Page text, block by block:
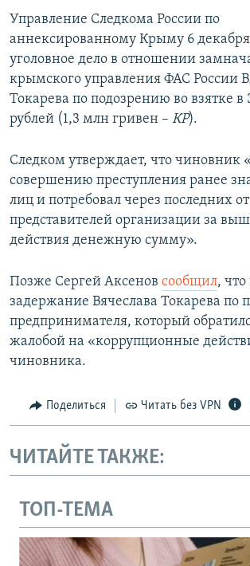
Управление Следкома России по
аннексированному Крыму 6 декабря
уголовное дело в отношении
крымского управления ФАС России
Токарева по подозрению во взятке
рублей (1,3 млн гривен – КР).
Следком утверждает, что чиновник
совершению преступления ранее
лиц и потребовал через последних от
представителей организации за
действия денежную сумму».
Позже Сергей Аксенов сообщил,
задержание Вячеслава Токарева по
предпринимателя, который
жалобой на «коррупционные
чиновника.
Поделиться Читать без VPN
ЧИТАЙТЕ ТАКЖЕ:
ТОП-ТЕМА